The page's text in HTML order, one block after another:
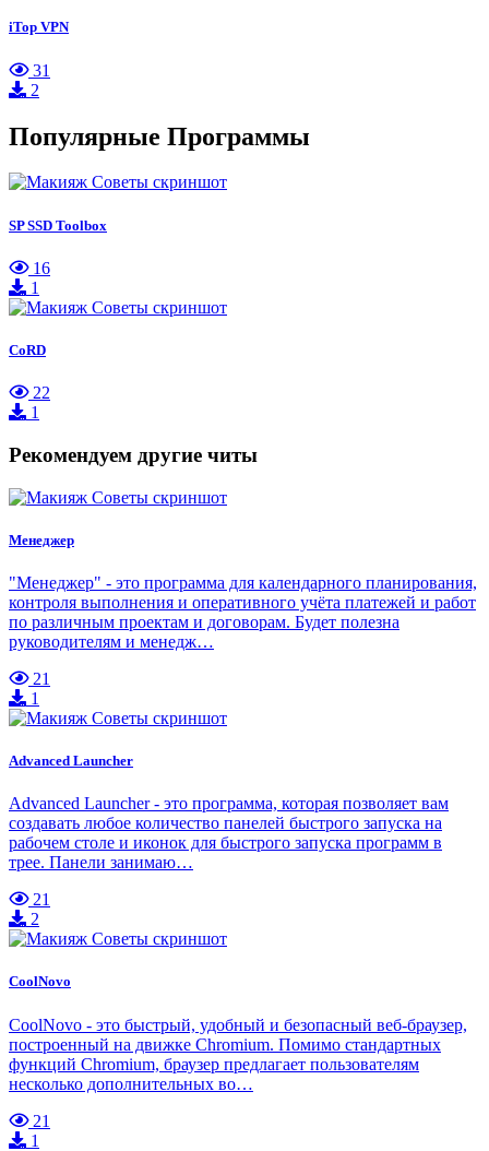
iTop VPN
31
2
Популярные Программы
SP SSD Toolbox
16
1
CoRD
22
1
Рекомендуем другие читы
Менеджер
"Менеджер" - это программа для календарного планирования,
контроля выполнения и оперативного учёта платежей и работ
по различным проектам и договорам. Будет полезна
руководителям и менедж…
21
1
Advanced Launcher
Advanced Launcher - это программа, которая позволяет вам
создавать любое количество панелей быстрого запуска на
рабочем столе и иконок для быстрого запуска программ в
трее. Панели занимаю…
21
2
CoolNovo
CoolNovo - это быстрый, удобный и безопасный веб-браузер,
построенный на движке Chromium. Помимо стандартных
функций Chromium, браузер предлагает пользователям
несколько дополнительных во…
21
1